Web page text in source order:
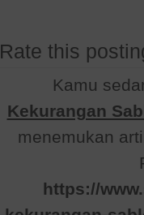
Rate this
Kamu
Kekurangan
menemukan
https://